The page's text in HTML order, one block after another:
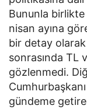
Bununla birlikte
nisan ayına
bir detay olarak
sonrasında TL
gözlenmedi.
gündeme